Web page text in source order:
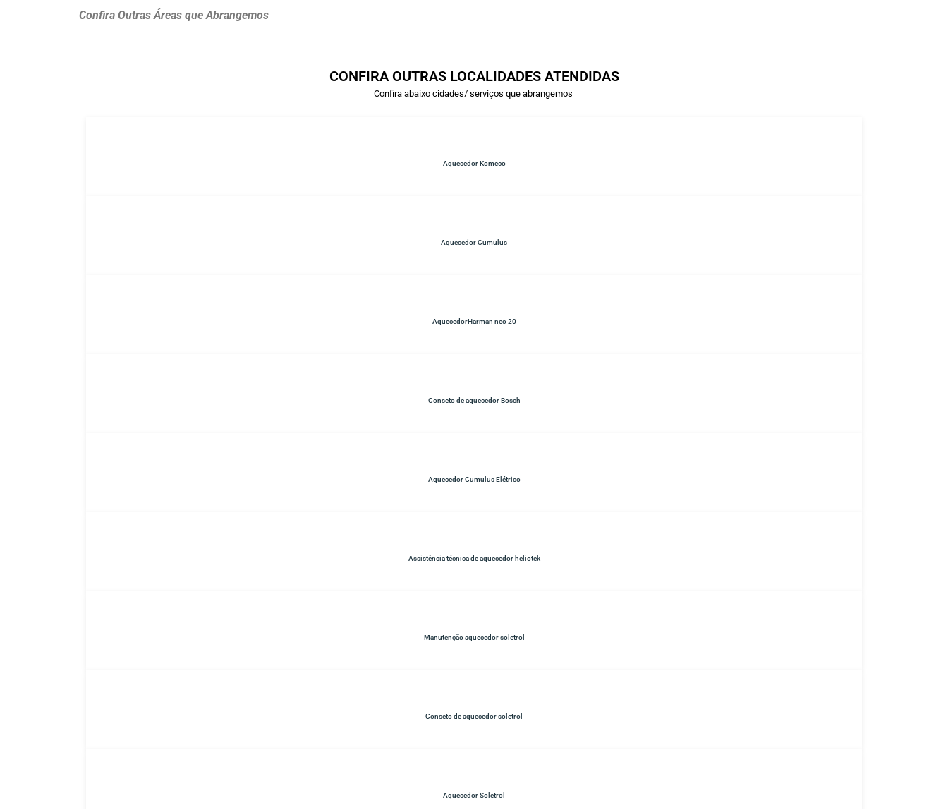
Confira Outras Áreas que Abrangemos
CONFIRA OUTRAS LOCALIDADES ATENDIDAS
Confira abaixo cidades/ serviços que abrangemos
Aquecedor Komeco
Aquecedor Cumulus
AquecedorHarman neo 20
Conseto de aquecedor Bosch
Aquecedor Cumulus Elétrico
Assistência técnica de aquecedor heliotek
Manutenção aquecedor soletrol
Conseto de aquecedor soletrol
Aquecedor Soletrol